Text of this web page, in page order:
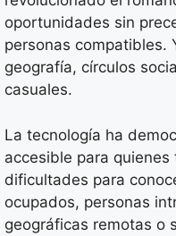
oportunidades sin
personas compatibles.
geografía, círculos
casuales.
La tecnología ha
accesible para
dificultades para
ocupados, personas
geográficas remotas o